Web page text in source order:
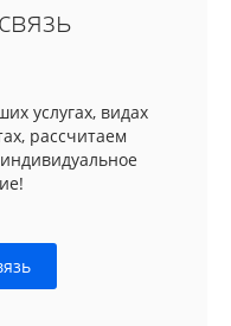
услугах, видах
рассчитаем